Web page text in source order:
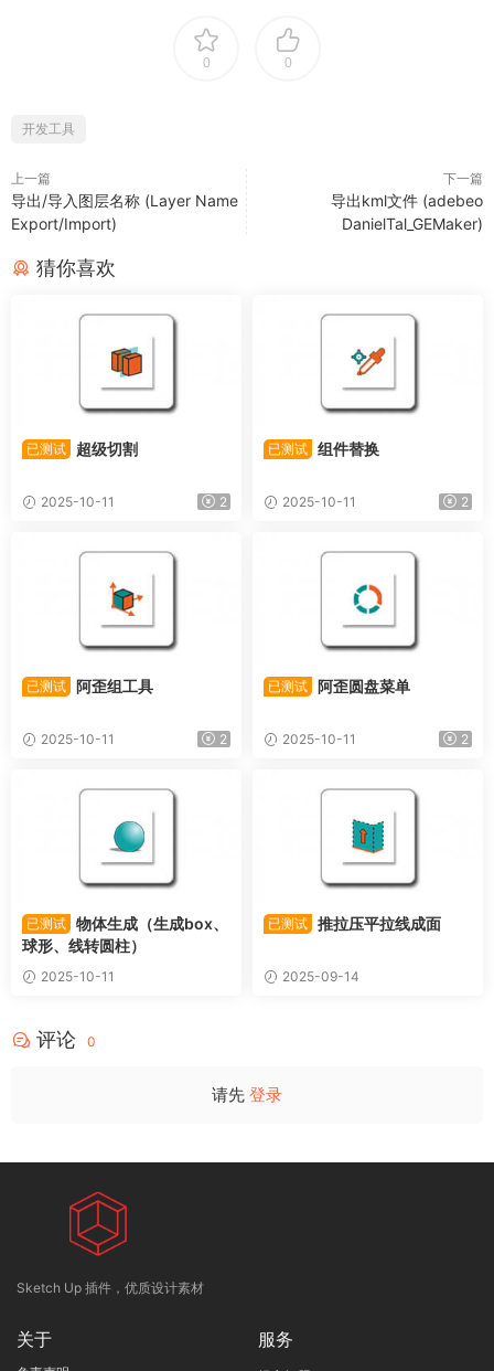
0 0
开发工具
上一篇
导出/导入图层名称 (Layer Name
Export/Import)
下一篇
导出kml文件 (adebeo
DanielTal_GEMaker)
猜你喜欢
已测试 超级切割
2025-10-11 2
已测试 组件替换
2025-10-11 2
已测试 阿歪组工具
2025-10-11 2
已测试 阿歪圆盘菜单
2025-10-11 2
已测试 物体生成（生成box、
球形、线转圆柱）
2025-10-11
已测试 推拉压平拉线成面
2025-09-14
评论 0
请先 登录
Sketch Up 插件，优质设计素材
关于 服务